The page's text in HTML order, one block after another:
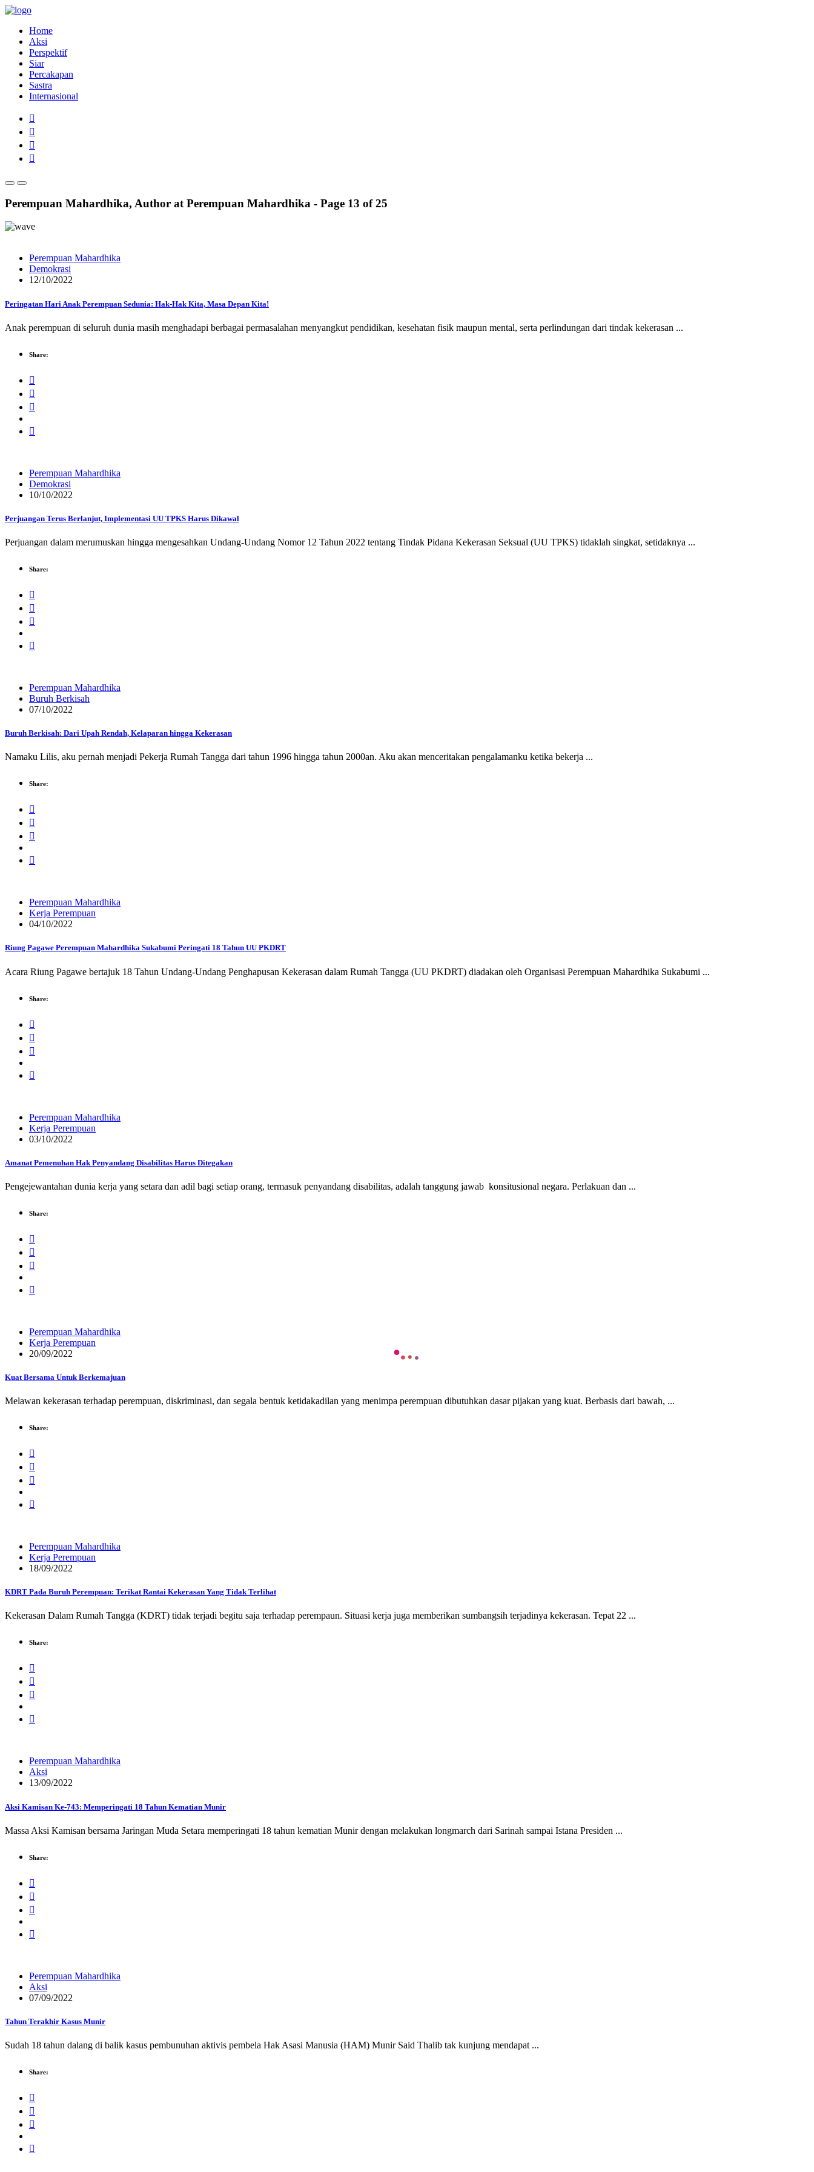
Home
Aksi
Perspektif
Siar
Percakapan
Sastra
Internasional
Perempuan Mahardhika, Author at Perempuan Mahardhika - Page 13 of 25
Perempuan Mahardhika
Demokrasi
12/10/2022
Peringatan Hari Anak Perempuan Sedunia: Hak-Hak Kita, Masa Depan Kita!
Anak perempuan di seluruh dunia masih menghadapi berbagai permasalahan menyangkut pendidikan, kesehatan fisik maupun mental, serta perlindungan dari tindak kekerasan ...
Share:
Perempuan Mahardhika
Demokrasi
10/10/2022
Perjuangan Terus Berlanjut, Implementasi UU TPKS Harus Dikawal
Perjuangan dalam merumuskan hingga mengesahkan Undang-Undang Nomor 12 Tahun 2022 tentang Tindak Pidana Kekerasan Seksual (UU TPKS) tidaklah singkat, setidaknya ...
Share:
Perempuan Mahardhika
Buruh Berkisah
07/10/2022
Buruh Berkisah: Dari Upah Rendah, Kelaparan hingga Kekerasan
Namaku Lilis, aku pernah menjadi Pekerja Rumah Tangga dari tahun 1996 hingga tahun 2000an. Aku akan menceritakan pengalamanku ketika bekerja ...
Share:
Perempuan Mahardhika
Kerja Perempuan
04/10/2022
Riung Pagawe Perempuan Mahardhika Sukabumi Peringati 18 Tahun UU PKDRT
Acara Riung Pagawe bertajuk 18 Tahun Undang-Undang Penghapusan Kekerasan dalam Rumah Tangga (UU PKDRT) diadakan oleh Organisasi Perempuan Mahardhika Sukabumi ...
Share:
Perempuan Mahardhika
Kerja Perempuan
03/10/2022
Amanat Pemenuhan Hak Penyandang Disabilitas Harus Ditegakan
Pengejewantahan dunia kerja yang setara dan adil bagi setiap orang, termasuk penyandang disabilitas, adalah tanggung jawab konsitusional negara. Perlakuan dan ...
Share:
Perempuan Mahardhika
Kerja Perempuan
20/09/2022
Kuat Bersama Untuk Berkemajuan
Melawan kekerasan terhadap perempuan, diskriminasi, dan segala bentuk ketidakadilan yang menimpa perempuan dibutuhkan dasar pijakan yang kuat. Berbasis dari bawah, ...
Share:
Perempuan Mahardhika
Kerja Perempuan
18/09/2022
KDRT Pada Buruh Perempuan: Terikat Rantai Kekerasan Yang Tidak Terlihat
Kekerasan Dalam Rumah Tangga (KDRT) tidak terjadi begitu saja terhadap perempaun. Situasi kerja juga memberikan sumbangsih terjadinya kekerasan. Tepat 22 ...
Share:
Perempuan Mahardhika
Aksi
13/09/2022
Aksi Kamisan Ke-743: Memperingati 18 Tahun Kematian Munir
Massa Aksi Kamisan bersama Jaringan Muda Setara memperingati 18 tahun kematian Munir dengan melakukan longmarch dari Sarinah sampai Istana Presiden ...
Share:
Perempuan Mahardhika
Aksi
07/09/2022
Tahun Terakhir Kasus Munir
Sudah 18 tahun dalang di balik kasus pembunuhan aktivis pembela Hak Asasi Manusia (HAM) Munir Said Thalib tak kunjung mendapat ...
Share: